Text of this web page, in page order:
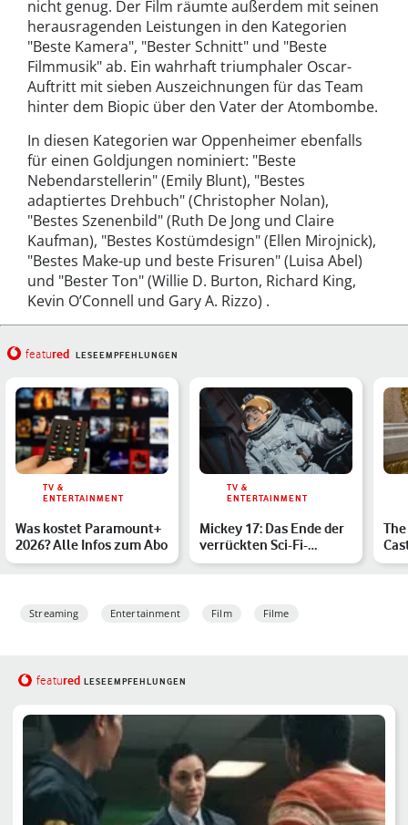
nicht genug. Der Film räumte außerdem mit seinen
herausragenden Leistungen in den Kategorien
"Beste Kamera", "Bester Schnitt" und "Beste
Filmmusik" ab. Ein wahrhaft triumphaler Oscar-
Auftritt mit sieben Auszeichnungen für das Team
hinter dem Biopic über den Vater der Atombombe.
In diesen Kategorien war Oppenheimer ebenfalls
für einen Goldjungen nominiert: "Beste
Nebendarstellerin" (Emily Blunt), "Bestes
adaptiertes Drehbuch" (Christopher Nolan),
"Bestes Szenenbild" (Ruth De Jong und Claire
Kaufman), "Bestes Kostümdesign" (Ellen Mirojnick),
"Bestes Make-up und beste Frisuren" (Luisa Abel)
und "Bester Ton" (Willie D. Burton, Richard King,
Kevin O’Connell und Gary A. Rizzo) .
featured LESEEMPFEHLUNGEN
TV &
ENTERTAINMENT
Was kostet Paramount+
2026? Alle Infos zum Abo
TV &
ENTERTAINMENT
Mickey 17: Das Ende der
verrückten Sci-Fi-
Komödie erklärt
Streaming Entertainment Film Filme
featured LESEEMPFEHLUNGEN